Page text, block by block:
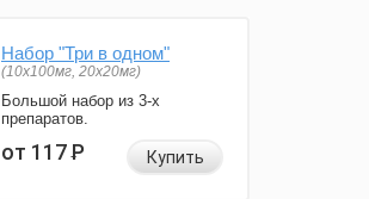
Набор "Три в одном"
(10x100мг, 20x20мг)
Большой набор из 3-х
препаратов.
от 117Р Купить